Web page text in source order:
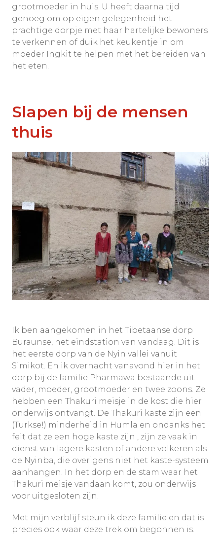
grootmoeder in huis. U heeft daarna tijd
genoeg om op eigen gelegenheid het
prachtige dorpje met haar hartelijke bewoners
te verkennen of duik het keukentje in om
moeder Ingkit te helpen met het bereiden van
het eten.
Slapen bij de mensen
thuis
Ik ben aangekomen in het Tibetaanse dorp
Buraunse, het eindstation van vandaag. Dit is
het eerste dorp van de Nyin vallei vanuit
Simikot. En ik overnacht vanavond hier in het
dorp bij de familie Pharmawa bestaande uit
vader, moeder, grootmoeder en twee zoons. Ze
hebben een Thakuri meisje in de kost die hier
onderwijs ontvangt. De Thakuri kaste zijn een
(Turkse!) minderheid in Humla en ondanks het
feit dat ze een hoge kaste zijn , zijn ze vaak in
dienst van lagere kasten of andere volkeren als
de Nyinba, die overigens niet het kaste-systeem
aanhangen. In het dorp en de stam waar het
Thakuri meisje vandaan komt, zou onderwijs
voor uitgesloten zijn.
Met mijn verblijf steun ik deze familie en dat is
precies ook waar deze trek om begonnen is.